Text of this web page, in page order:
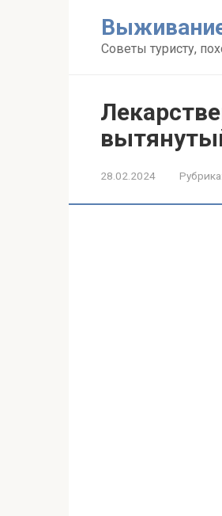
Советы туристу,
28.02.2024 Рубрика: